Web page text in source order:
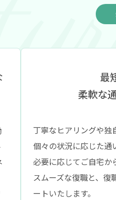
最
柔軟な
丁寧なヒアリングや独
個々の状況に応じた通
必要に応じてご自宅か
スムーズな復職と、復
ートいたします。